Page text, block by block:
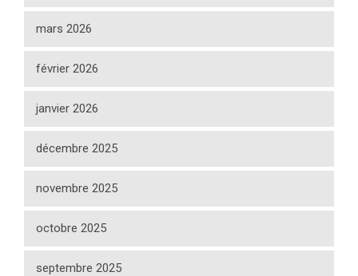
mars 2026
février 2026
janvier 2026
décembre 2025
novembre 2025
octobre 2025
septembre 2025